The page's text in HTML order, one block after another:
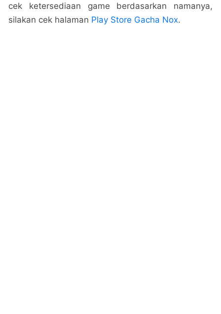
cek ketersediaan game berdasarkan namanya,
silakan cek halaman Play Store Gacha Nox.